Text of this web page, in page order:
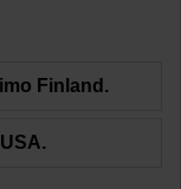
Finland.